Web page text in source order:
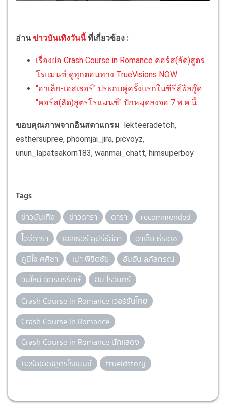
อ่านข่าวบันเทิงวันนี้ ที่เกี่ยวข้อง :
เรื่องย่อ Crash Course in Romance คอร์ส(ลัด)สูตร
โรแมนซ์ ดูทุกตอนทาง TrueVisions NOW
"อาเล็ก-เอสเธอร์" ประกบคู่ครั้งแรกในซีรีส์ฟีลกู๊ด
"คอร์ส(ลัด)สูตรโรแมนซ์" ปักหมุดลงจอ 7 พ.ค.นี้
ขอบคุณภาพจากอินสตาแกรม lekteeradetch,
esthersupree, phoomjai_jira, picvoyz,
unun_lapatsakorn183, wanmai_chatt, himsuperboy
Tags
ข่าวบันเทิง ข่าวดารา ดารา
recommended
ไอจีดารา
เอสเธอร์ สุปรีย์ลีลา
อาเล็ก ธีรเดช
ภูมิใจ ศศิชา
เปา พิชิตชัย
อันอัน ลภัสกรณ์
วันใหม่ ฉัตรบริรักษ์
ฮิม ไรวินทร์
Crash Course in Romance เวอร์ชั่นไทย
Crash Course in Romance
Crash Course in Romance นักแสดง
คอร์ส(ลัด)สูตรโรแมนซ์
trueidstory